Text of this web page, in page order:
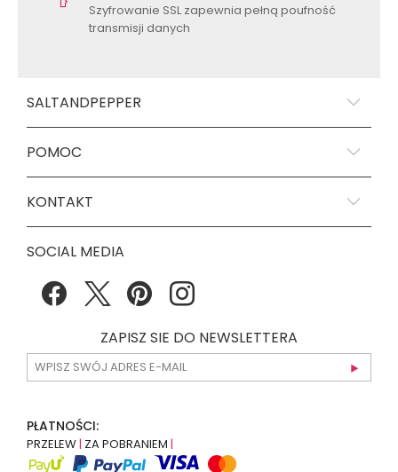
Szyfrowanie SSL zapewnia pełną poufność
transmisji danych
SALTANDPEPPER
POMOC
KONTAKT
SOCIAL MEDIA
ZAPISZ SIE DO NEWSLETTERA
PŁATNOŚCI:
PRZELEW| ZA POBRANIEM |